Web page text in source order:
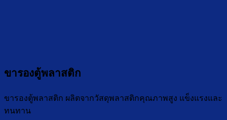
ขารองตู้พลาสติก
ขารองตู้พลาสติก ผลิตจากวัสดุพลาสติกคุณภาพสูง แข็งแรงและ
ทนทาน